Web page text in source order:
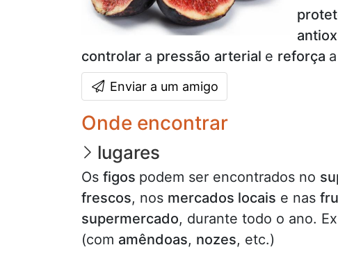
controlar a pressão arterial e reforça
Enviar a um amigo
Onde encontrar
lugares
Os figos podem ser encontrados no
frescos, nos mercados locais e nas
supermercado, durante todo o ano.
(com amêndoas, nozes, etc.)